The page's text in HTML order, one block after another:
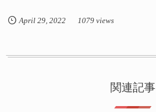
April 29, 2022 1079 views
関連記事